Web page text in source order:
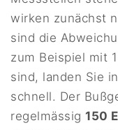
wirken zunächst
sind die
zum Beispiel mit
sind, landen Sie
schnell. Der
regelmässig150